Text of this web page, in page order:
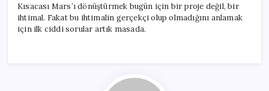
Kısacası Mars’ı dönüştürmek bugün için bir proje değil, bir
ihtimal. Fakat bu ihtimalin gerçekçi olup olmadığını anlamak
için ilk ciddi sorular artık masada.